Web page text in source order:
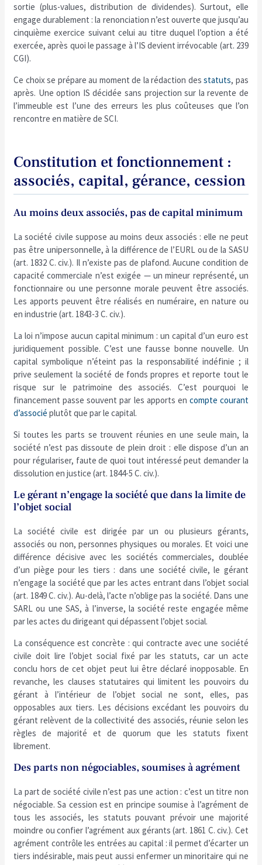
sortie (plus-values, distribution de dividendes). Surtout, elle
engage durablement : la renonciation n’est ouverte que jusqu’au
cinquième exercice suivant celui au titre duquel l’option a été
exercée, après quoi le passage à l’IS devient irrévocable (art. 239
CGI).
Ce choix se prépare au moment de la rédaction desstatuts, pas
après. Une option IS décidée sans projection sur la revente de
l’immeuble est l’une des erreurs les plus coûteuses que l’on
rencontre en matière de SCI.
Constitution et fonctionnement :
associés, capital, gérance, cession
Au moins deux associés, pas de capital minimum
La société civile suppose au moins deux associés : elle ne peut
pas être unipersonnelle, à la différence de l’EURL ou de la SASU
(art. 1832 C. civ.). Il n’existe pas de plafond. Aucune condition de
capacité commerciale n’est exigée — un mineur représenté, un
fonctionnaire ou une personne morale peuvent être associés.
Les apports peuvent être réalisés en numéraire, en nature ou
en industrie (art. 1843-3 C. civ.).
La loi n’impose aucun capital minimum : un capital d’un euro est
juridiquement possible. C’est une fausse bonne nouvelle. Un
capital symbolique n’éteint pas la responsabilité indéfinie ; il
prive seulement la société de fonds propres et reporte tout le
risque sur le patrimoine des associés. C’est pourquoi le
financement passe souvent par les apports en compte courant
d’associé plutôt que par le capital.
Si toutes les parts se trouvent réunies en une seule main, la
société n’est pas dissoute de plein droit : elle dispose d’un an
pour régulariser, faute de quoi tout intéressé peut demander la
dissolution en justice (art. 1844-5 C. civ.).
Le gérant n’engage la société que dans la limite de
l’objet social
La société civile est dirigée par un ou plusieurs gérants,
associés ou non, personnes physiques ou morales. Et voici une
différence décisive avec les sociétés commerciales, doublée
d’un piège pour les tiers : dans une société civile, le gérant
n’engage la société que par les actes entrant dans l’objet social
(art. 1849 C. civ.). Au-delà, l’acte n’oblige pas la société. Dans une
SARL ou une SAS, à l’inverse, la société reste engagée même
par les actes du dirigeant qui dépassent l’objet social.
La conséquence est concrète : qui contracte avec une société
civile doit lire l’objet social fixé par les statuts, car un acte
conclu hors de cet objet peut lui être déclaré inopposable. En
revanche, les clauses statutaires qui limitent les pouvoirs du
gérant à l’intérieur de l’objet social ne sont, elles, pas
opposables aux tiers. Les décisions excédant les pouvoirs du
gérant relèvent de la collectivité des associés, réunie selon les
règles de majorité et de quorum que les statuts fixent
librement.
Des parts non négociables, soumises à agrément
La part de société civile n’est pas une action : c’est un titre non
négociable. Sa cession est en principe soumise à l’agrément de
tous les associés, les statuts pouvant prévoir une majorité
moindre ou confier l’agrément aux gérants (art. 1861 C. civ.). Cet
agrément contrôle les entrées au capital : il permet d’écarter un
tiers indésirable, mais peut aussi enfermer un minoritaire qui ne